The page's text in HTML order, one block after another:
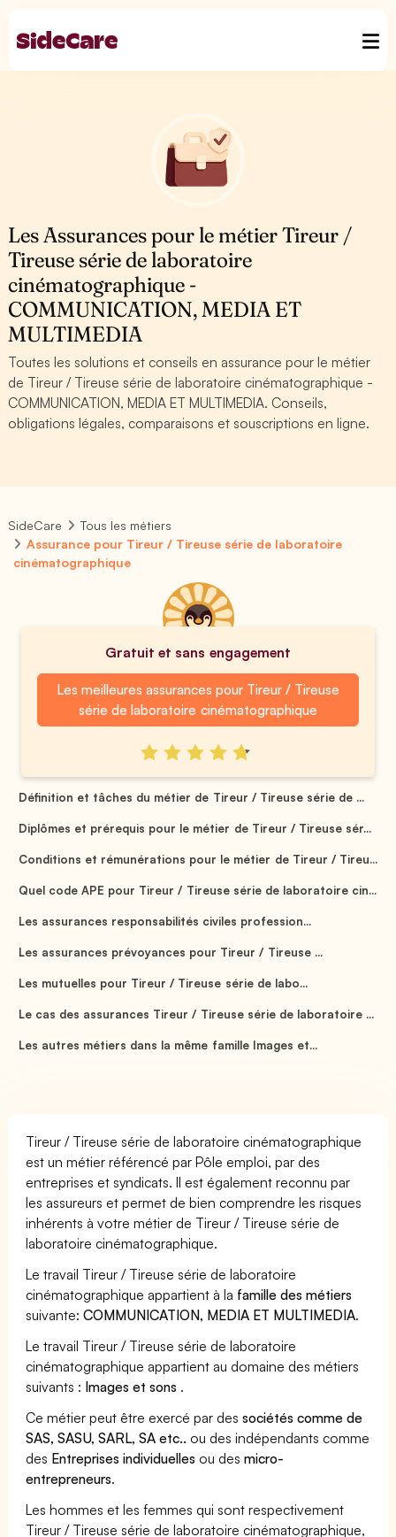
Les Assurances pour le métier Tireur /
Tireuse série de laboratoire
cinématographique -
COMMUNICATION, MEDIA ET
MULTIMEDIA
Toutes les solutions et conseils en assurance pour le métier
de Tireur / Tireuse série de laboratoire cinématographique -
COMMUNICATION, MEDIA ET MULTIMEDIA. Conseils,
obligations légales, comparaisons et souscriptions en ligne.
SideCare
Tous les métiers
Assurance pour Tireur / Tireuse série de laboratoire
cinématographique
Gratuit et sans engagement
Les meilleures assurances pour Tireur / Tireuse
série de laboratoire cinématographique
Définition et tâches du métier de Tireur / Tireuse série de ...
Diplômes et prérequis pour le métier de Tireur / Tireuse sér...
Conditions et rémunérations pour le métier de Tireur / Tireu...
Quel code APE pour Tireur / Tireuse série de laboratoire cin...
Les assurances responsabilités civiles profession...
Les assurances prévoyances pour Tireur / Tireuse ...
Les mutuelles pour Tireur / Tireuse série de labo...
Le cas des assurances Tireur / Tireuse série de laboratoire ...
Les autres métiers dans la même famille Images et...
Tireur / Tireuse série de laboratoire cinématographique
est un métier référencé par Pôle emploi, par des
entreprises et syndicats. Il est également reconnu par
les assureurs et permet de bien comprendre les risques
inhérents à votre métier de Tireur / Tireuse série de
laboratoire cinématographique.
Le travail Tireur / Tireuse série de laboratoire
cinématographique appartient à la famille des métiers
suivante:COMMUNICATION, MEDIA ET MULTIMEDIA.
Le travail Tireur / Tireuse série de laboratoire
cinématographique appartient au domaine des métiers
suivants : Images et sons .
Ce métier peut être exercé par dessociétés comme de
SAS, SASU, SARL, SA etc.. ou des indépendants comme
des Entreprises individuelles ou desmicro-
entrepreneurs.
Les hommes et les femmes qui sont respectivement
Tireur / Tireuse série de laboratoire cinématographique,